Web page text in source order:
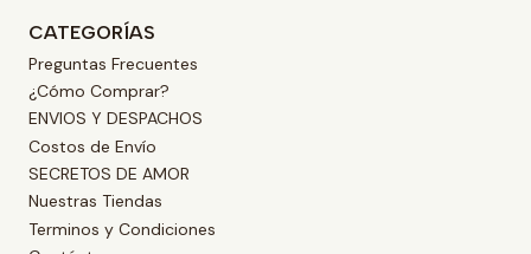
CATEGORÍAS
Preguntas Frecuentes
¿Cómo Comprar?
ENVIOS Y DESPACHOS
Costos de Envío
SECRETOS DE AMOR
Nuestras Tiendas
Terminos y Condiciones